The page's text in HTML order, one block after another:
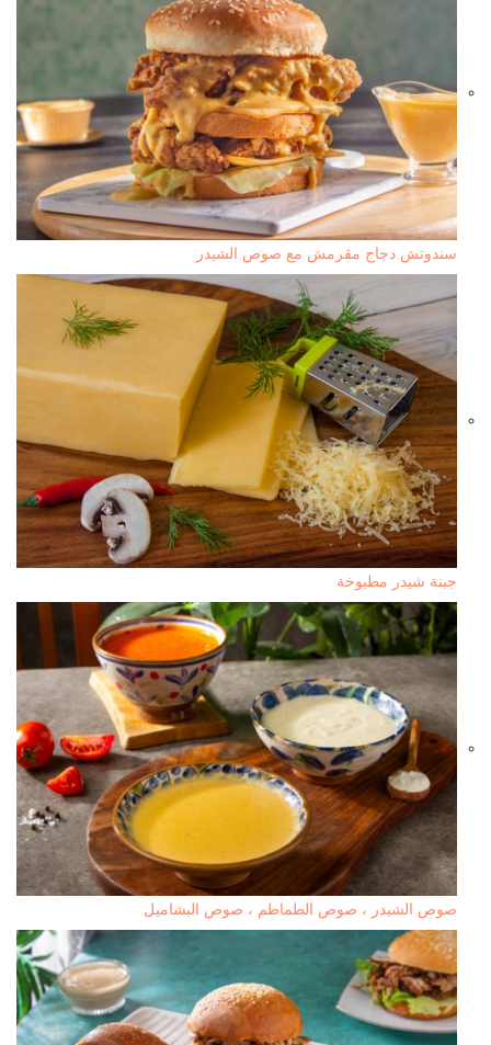
سندوتش دجاج مقرمش مع صوص الشيدر
جبنة شيدر مطبوخة
صوص الشيدر ، صوص الطماطم ، صوص البشاميل